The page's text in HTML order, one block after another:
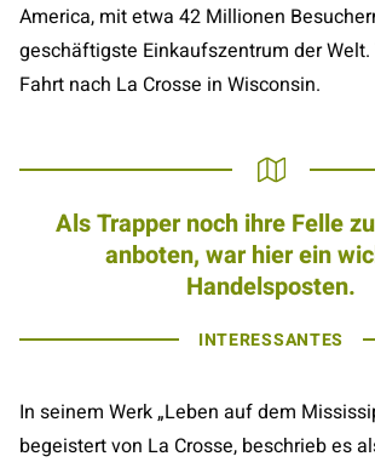
America, mit etwa 42 Millionen
geschäftigste Einkaufszentrum der
Fahrt nach La Crosse in Wisconsin.
Als Trapper noch ihre Felle
anboten, war hier ein
Handelsposten.
INTERESSANTES
In seinem Werk „Leben auf dem
begeistert von La Crosse, beschrieb es